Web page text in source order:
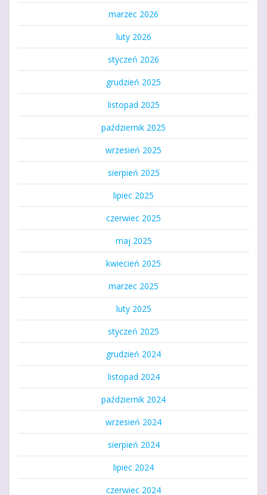
marzec 2026
luty 2026
styczeń 2026
grudzień 2025
listopad 2025
październik 2025
wrzesień 2025
sierpień 2025
lipiec 2025
czerwiec 2025
maj 2025
kwiecień 2025
marzec 2025
luty 2025
styczeń 2025
grudzień 2024
listopad 2024
październik 2024
wrzesień 2024
sierpień 2024
lipiec 2024
czerwiec 2024